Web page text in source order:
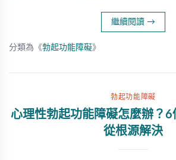
繼續閱讀 →
分類為《勃起功能障礙》
勃起功能障礙
心理性勃起功能障礙怎麼辦？
從根源解決